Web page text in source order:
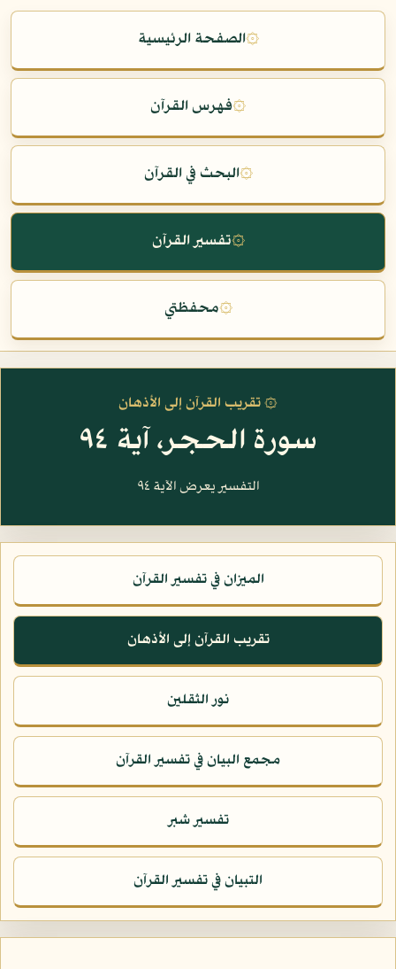
۞الصفحة الرئيسية
۞فهرس القرآن
۞البحث في القرآن
۞تفسير القرآن
۞محفظتي
۞ تقريب القرآن إلى الأذهان
سورة الحجر، آية ٩٤
التفسير يعرض الآية ٩٤
الميزان في تفسير القرآن
تقريب القرآن إلى الأذهان
نور الثقلين
مجمع البيان في تفسير القرآن
تفسير شبر
التبيان في تفسير القرآن